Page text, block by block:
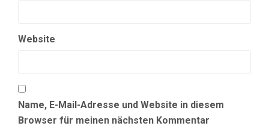
Website
Name, E-Mail-Adresse und Website in diesem
Browser für meinen nächsten Kommentar